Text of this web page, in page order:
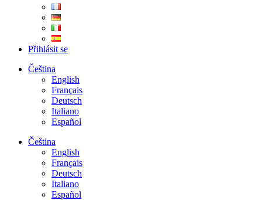
Přihlásit se
Čeština
English
Français
Deutsch
Italiano
Español
Čeština
English
Français
Deutsch
Italiano
Español